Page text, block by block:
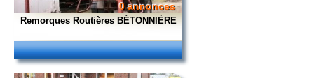
0 annonces
Remorques Routières BÉTONNIÈRE